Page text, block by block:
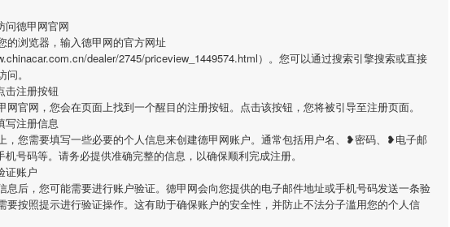
问德甲网官网
的浏览器，输入德甲网的官方网址
dealer/2745/priceview_1449574.html）。您可以通过搜索引擎搜索或直接
。
击注册按钮
网官网，您会在页面上找到一个醒目的注册按钮。点击该按钮，您将被引导至注册页面。
写注册信息
，您需要填写一些必要的个人信息来创建德甲网账户。通常包括用户名、❥密码、❥电子邮
号码等。请务必提供准确完整的信息，以确保顺利完成注册。
证账户
息后，您可能需要进行账户验证。德甲网会向您提供的电子邮件地址或手机号码发送一条验
要按照提示进行验证操作。这有助于确保账户的安全性，并防止不法分子滥用您的个人信